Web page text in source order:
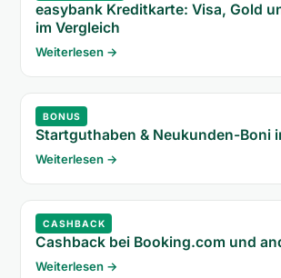
easybank Kreditkarte: Visa, Gold
im Vergleich
Weiterlesen →
BONUS
Startguthaben & Neukunden-Boni
Weiterlesen →
CASHBACK
Cashback bei Booking.com und
Weiterlesen →